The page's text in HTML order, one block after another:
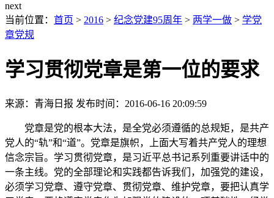
next
当前位置： 首页 > 2016 > 纪念党建95周年 > 两学一做 > 学党
章党规
学习贯彻党章是第一位的要求
来源：青海日报 发布时间：2016-06-16 20:09:59
党章是党的根本大法，是全党必须遵循的总规矩，是共产
党人的“轨”和“道”。党章是旗帜，上面大写着共产党人的理想
信念宗旨。学习贯彻党章，是习近平总书记系列重要讲话中的
一条主线。党的全部理论和实践都告诉我们，加强党的建设，
必须学习党章、遵守党章、贯彻党章、维护党章，要把认真学